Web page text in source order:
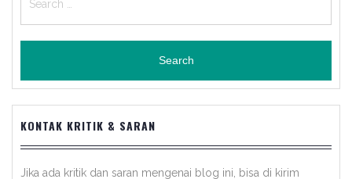
for:
KONTAK KRITIK & SARAN
Jika ada kritik dan saran mengenai blog ini, bisa di kirim